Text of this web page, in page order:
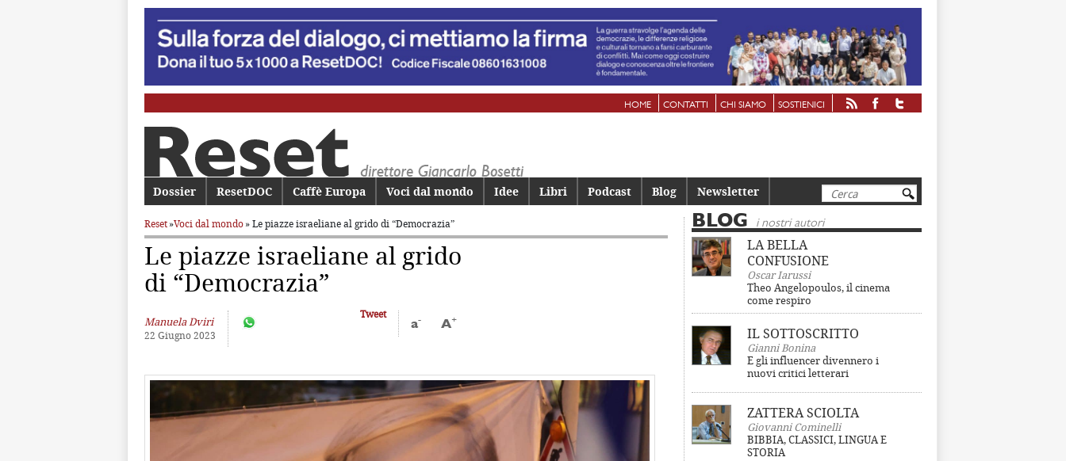
HOME CONTATTI CHI SIAMO SOSTIENICI
Cerca
Menu principale
Vai al contenuto principale
Vai al contenuto secondario
Dossier ResetDOC Caffè Europa Voci dal mondo Idee Libri Podcast Blog Newsletter
Reset»Voci dal mondo» Le piazze israeliane al gridodi “Democrazia”
Le piazze israeliane al grido
di “Democrazia”
Manuela Dviri
22 Giugno 2023
Tweet
a- A+
BLOG i nostri autori
LA BELLA
CONFUSIONE
Oscar Iarussi
Theo Angelopoulos, il cinema
come respiro
IL SOTTOSCRITTO
Gianni Bonina
E gli influencer divennero i
nuovi critici letterari
ZATTERA SCIOLTA
Giovanni Cominelli
BIBBIA, CLASSICI, LINGUA E
STORIA